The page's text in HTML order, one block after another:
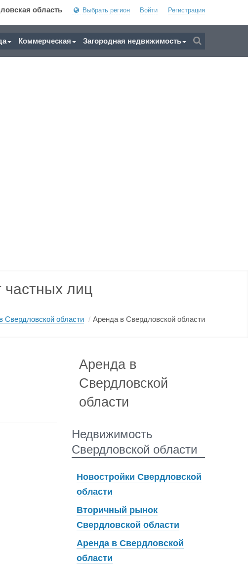
область Выбрать регион Войти Регистрация
Коммерческая Загородная недвижимость
частных лиц
Свердловской области / Аренда в Свердловской области
Аренда в
Свердловской
области
Недвижимость
Свердловской области
Новостройки Свердловской
области
Вторичный рынок
Свердловской области
Аренда в Свердловской
области